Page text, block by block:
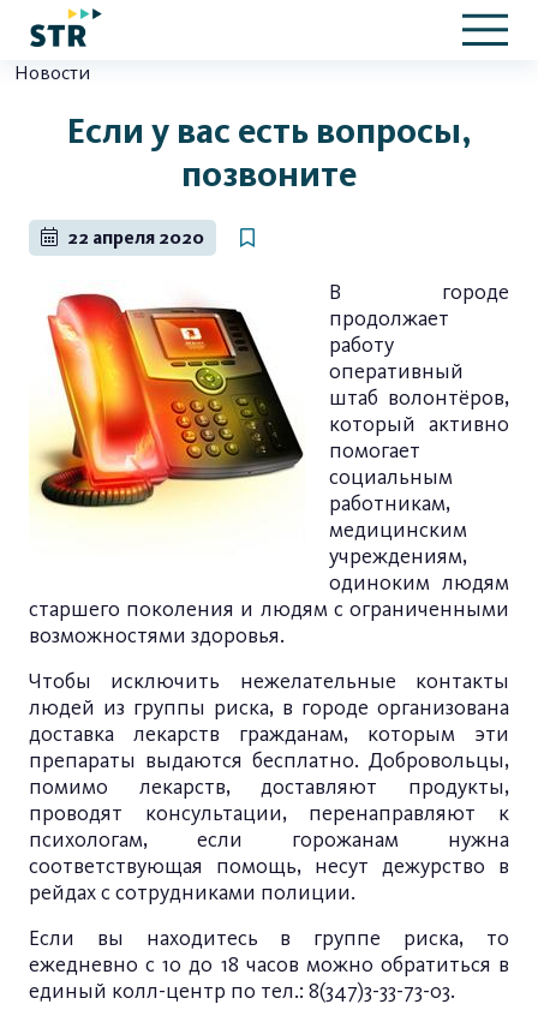
Новости
Если у вас есть вопросы,
позвоните
22 апреля 2020
В городе
продолжает
работу
оперативный
штаб волонтёров,
который активно
помогает
социальным
работникам,
медицинским
учреждениям,
одиноким людям
старшего поколения и людям с ограниченными
возможностями здоровья.
Чтобы исключить нежелательные контакты
людей из группы риска, в городе организована
доставка лекарств гражданам, которым эти
препараты выдаются бесплатно. Добровольцы,
помимо лекарств, доставляют продукты,
проводят консультации, перенаправляют к
психологам, если горожанам нужна
соответствующая помощь, несут дежурство в
рейдах с сотрудниками полиции.
Если вы находитесь в группе риска, то
ежедневно с 10 до 18 часов можно обратиться в
единый колл-центр по тел.: 8(347)3-33-73-03.